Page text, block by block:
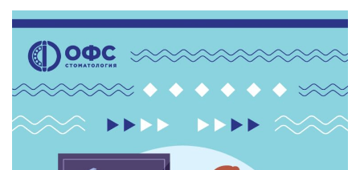
НОВОСТИ
ОБУЧЕНИЕ ВРАЧЕЙ
ЛЕЧЕБНАЯ ДЕЯТЕЛЬНОСТЬ
ОНЛАЙН-КУРСЫ